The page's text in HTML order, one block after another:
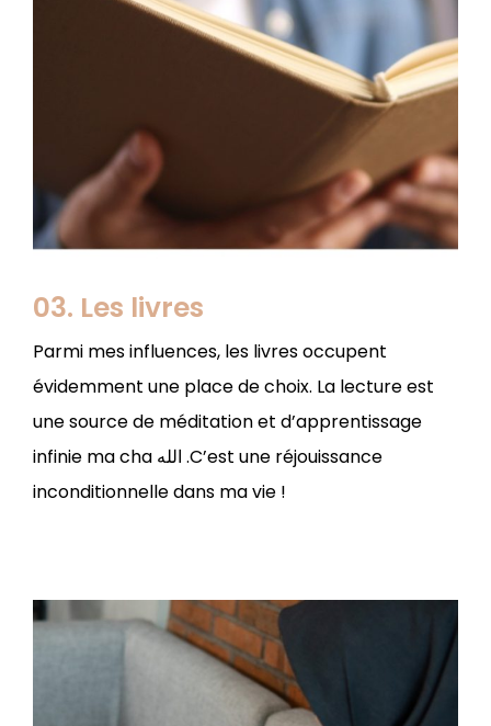
03. Les livres
Parmi mes influences, les livres occupent
évidemment une place de choix. La lecture est
une source de méditation et d’apprentissage
infinie ma cha الله .C’est une réjouissance
inconditionnelle dans ma vie !